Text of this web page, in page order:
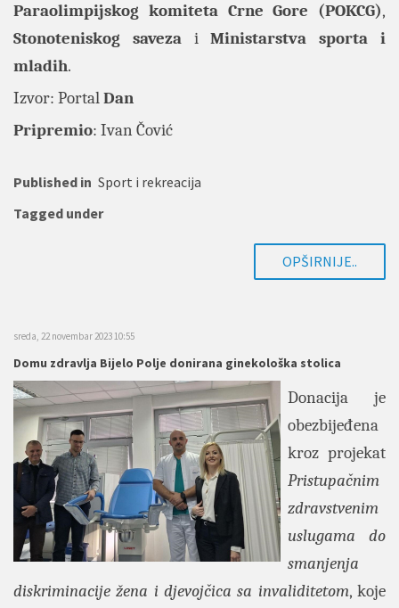
Paraolimpijskog komiteta Crne Gore (POKCG),
Stonoteniskog savezaiMinistarstva sporta i
mladih.
Izvor: PortalDan
Pripremio: Ivan Čović
Published in Sport i rekreacija
Tagged under
OPŠIRNIJE..
sreda, 22 novembar 2023 10:55
Domu zdravlja Bijelo Polje donirana ginekološka stolica
Donacija je
obezbijeđena
kroz projekat
Pristupačnim
zdravstvenim
uslugama do
smanjenja
diskriminacije žena i djevojčica sa invaliditetom, koje